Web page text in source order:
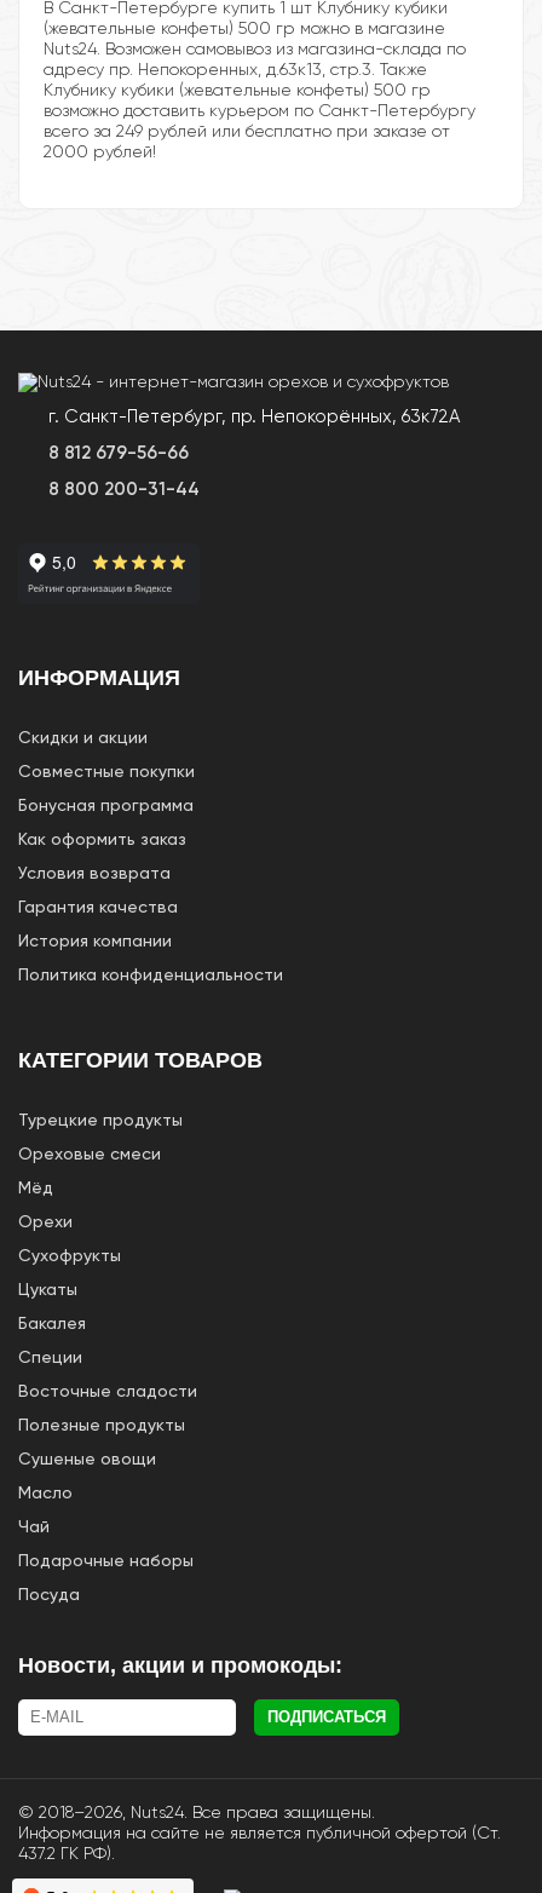
В Санкт-Петербурге купить 1 шт Клубнику кубики
(жевательные конфеты) 500 гр можно в магазине
Nuts24. Возможен самовывоз из магазина-склада по
адресу пр. Непокоренных, д.63к13, стр.3. Также
Клубнику кубики (жевательные конфеты) 500 гр
возможно доставить курьером по Санкт-Петербургу
всего за 249 рублей или бесплатно при заказе от
2000 рублей!
г. Санкт-Петербург, пр. Непокорённых, 63к72А
8 812 679-56-66
8 800 200-31-44
КАТЕГОРИИ ТОВАРОВ
Турецкие продукты
Ореховые смеси
Мёд
Орехи
Сухофрукты
Цукаты
Бакалея
Специи
Восточные сладости
Полезные продукты
Сушеные овощи
Масло
Чай
Подарочные наборы
Посуда
Новости, акции и промокоды:
ПОДПИСАТЬСЯ
ИНФОРМАЦИЯ
Скидки и акции
Совместные покупки
Бонусная программа
Как оформить заказ
Условия возврата
Гарантия качества
История компании
Политика конфиденциальности
© 2018–2026, Nuts24. Все права защищены.
Информация на сайте не является публичной офертой (Ст.
437.2 ГК РФ).